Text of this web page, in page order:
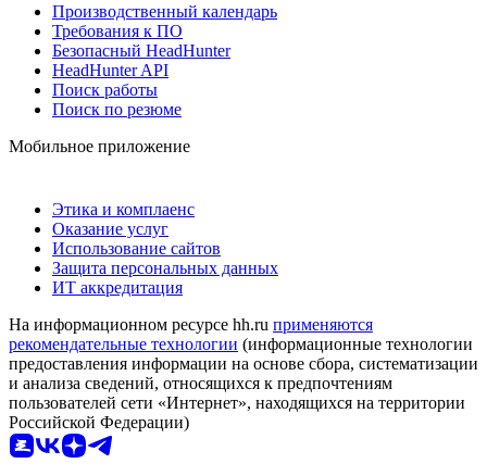
Производственный календарь
Требования к ПО
Безопасный HeadHunter
HeadHunter API
Поиск работы
Поиск по резюме
Мобильное приложение
Этика и комплаенс
Оказание услуг
Использование сайтов
Защита персональных данных
ИТ аккредитация
На информационном ресурсе hh.ru применяются
рекомендательные технологии (информационные технологии
предоставления информации на основе сбора, систематизации
и анализа сведений, относящихся к предпочтениям
пользователей сети «Интернет», находящихся на территории
Российской Федерации)